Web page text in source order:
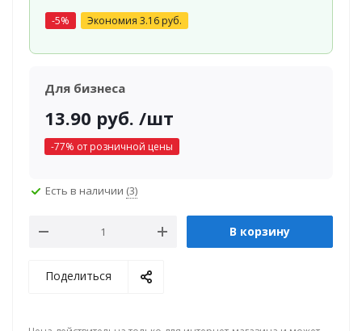
-5% Экономия 3.16руб.
Для бизнеса
13.90 руб. /шт
-77% от розничной цены
Есть в наличии (3)
В корзину
Поделиться